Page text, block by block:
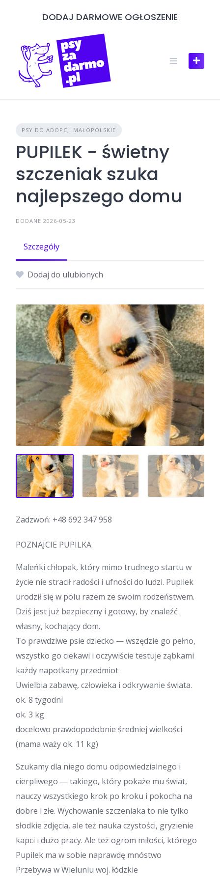
DODAJ DARMOWE OGŁOSZENIE
PSY DO ADOPCJI MAŁOPOLSKIE
PUPILEK - świetny
szczeniak szuka
najlepszego domu
DODANE 2026-05-23
Szczegóły
Dodaj do ulubionych
Zadzwoń: +48 692 347 958
POZNAJCIE PUPILKA
Maleńki chłopak, który mimo trudnego startu w
życie nie stracił radości i ufności do ludzi. Pupilek
urodził się w polu razem ze swoim rodzeństwem.
Dziś jest już bezpieczny i gotowy, by znaleźć
własny, kochający dom.
To prawdziwe psie dziecko — wszędzie go pełno,
wszystko go ciekawi i oczywiście testuje ząbkami
każdy napotkany przedmiot
Uwielbia zabawę, człowieka i odkrywanie świata.
ok. 8 tygodni
ok. 3 kg
docelowo prawdopodobnie średniej wielkości
(mama waży ok. 11 kg)
Szukamy dla niego domu odpowiedzialnego i
cierpliwego — takiego, który pokaże mu świat,
nauczy wszystkiego krok po kroku i pokocha na
dobre i złe. Wychowanie szczeniaka to nie tylko
słodkie zdjęcia, ale też nauka czystości, gryzienie
kapci i dużo pracy. Ale też ogrom miłości, którego
Pupilek ma w sobie naprawdę mnóstwo
Przebywa w Wieluniu woj. łódzkie